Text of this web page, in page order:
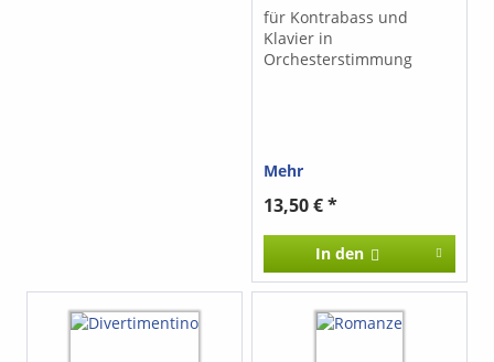
für Kontrabass und
Klavier in
Orchesterstimmung
Mehr
13,50 € *
In den